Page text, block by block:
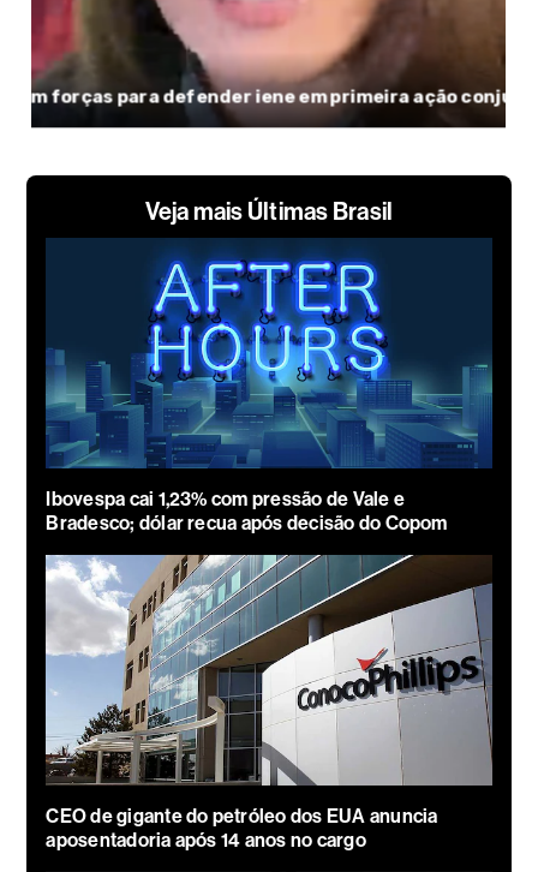
Veja mais Últimas Brasil
Ibovespa cai 1,23% com pressão de Vale e
Bradesco; dólar recua após decisão do Copom
CEO de gigante do petróleo dos EUA anuncia
aposentadoria após 14 anos no cargo